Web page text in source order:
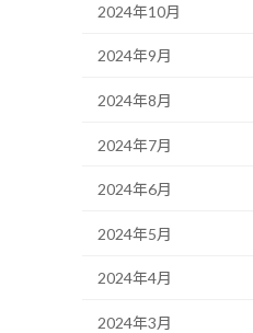
2024年10月
2024年9月
2024年8月
2024年7月
2024年6月
2024年5月
2024年4月
2024年3月